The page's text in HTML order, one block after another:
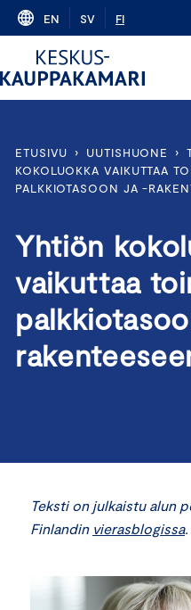
Skip
content
EN SV FI
ETUSIVU › UUTISHUONE ›
KOKOLUOKKA VAIKUTTAA
PALKKIOTASOON JA -
Yhtiön
vaikuttaa
Teksti on julkaistu alun
Finlandin vierasblogissa.